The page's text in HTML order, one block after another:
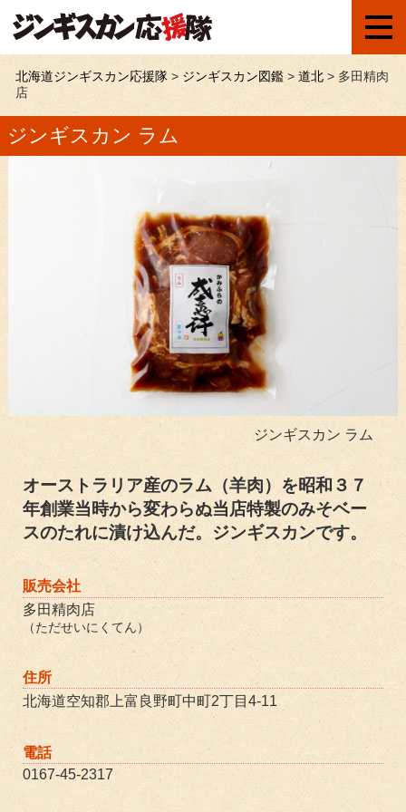
北海道ジンギスカン応援隊> ジンギスカン図鑑> 道北> 多田精肉
店
ジンギスカン ラム
ジンギスカン ラム
オーストラリア産のラム（羊肉）を昭和３７
年創業当時から変わらぬ当店特製のみそベー
スのたれに漬け込んだ。ジンギスカンです。
販売会社
多田精肉店
（ただせいにくてん）
住所
北海道空知郡上富良野町中町2丁目4-11
電話
0167-45-2317